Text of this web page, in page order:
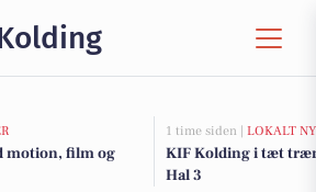
motion, film og
1 time siden | LOKALT
KIF Kolding i tæt
Hal 3